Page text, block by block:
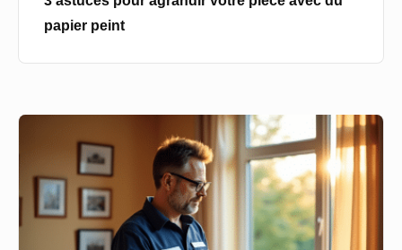
papier peint
Pourquoi
choisir
un
chauffagiste
local